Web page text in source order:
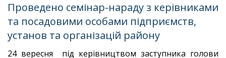
Проведено семінар-нараду з керівниками
та посадовими особами підприємств,
установ та організацій району
24 вересня під керівництвом заступника голови